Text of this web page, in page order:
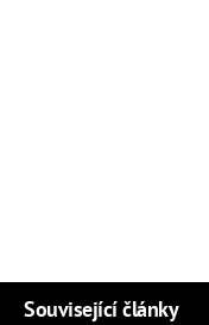
Související články